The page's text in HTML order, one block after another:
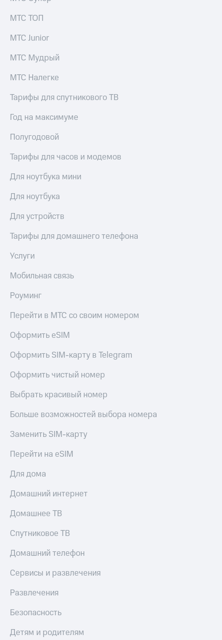
МТС ТОП
МТС Junior
МТС Мудрый
МТС Налегке
Тарифы для спутникового ТВ
Год на максимуме
Полугодовой
Тарифы для часов и модемов
Для ноутбука мини
Для ноутбука
Для устройств
Тарифы для домашнего телефона
Услуги
Мобильная связь
Роуминг
Перейти в МТС со своим номером
Оформить eSIM
Оформить SIM-карту в Telegram
Оформить чистый номер
Выбрать красивый номер
Больше возможностей выбора номера
Заменить SIM-карту
Перейти на eSIM
Для дома
Домашний интернет
Домашнее ТВ
Спутниковое ТВ
Домашний телефон
Сервисы и развлечения
Развлечения
Безопасность
Детям и родителям